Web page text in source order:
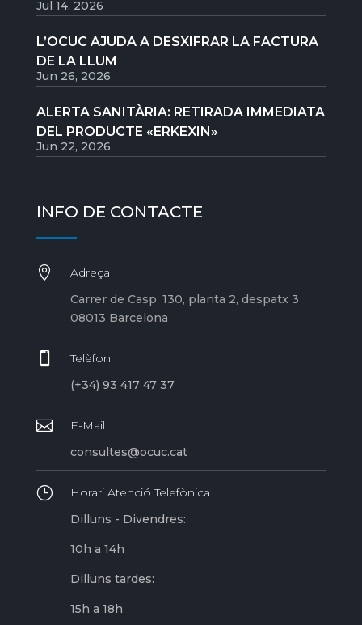
Jul 14, 2026
L’OCUC AJUDA A DESXIFRAR LA FACTURA
DE LA LLUM
Jun 26, 2026
ALERTA SANITÀRIA: RETIRADA IMMEDIATA
DEL PRODUCTE «ERKEXIN»
Jun 22, 2026
INFO DE CONTACTE

Adreça
Carrer de Casp, 130, planta 2, despatx 3
08013 Barcelona

Telèfon
(+34) 93 417 47 37

E-Mail
consultes@ocuc.cat
}
Horari Atenció Telefònica
Dilluns - Divendres:
10h a 14h
Dilluns tardes:
15h a 18h